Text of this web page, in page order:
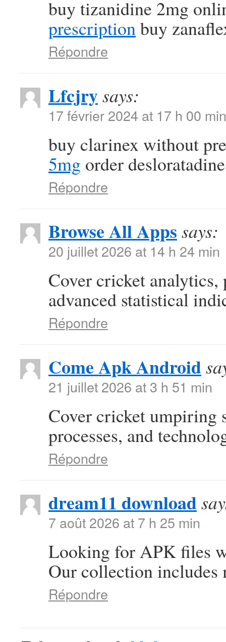
buy tizanidine 2mg
prescriptionbuy
Répondre
Lfcjrysays:
17 février 2024 at 17 h 00 min
buy clarinex without
5mg order desloratadine
Répondre
Browse All Apps says:
20 juillet 2026 at 14 h 24 min
Cover cricket
advanced statistical
Répondre
Come Apk Android
21 juillet 2026 at 3 h 51 min
Cover cricket umpiring
processes, and
Répondre
dream11 download
7 août 2026 at 7 h 25 min
Looking for APK files
Our collection
Répondre